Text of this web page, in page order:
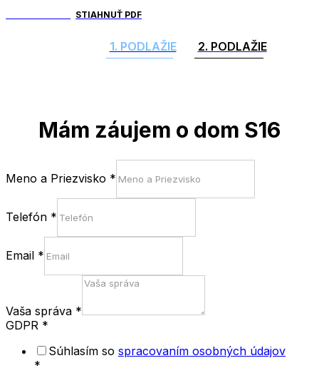
STIAHNUŤ PDF
1. PODLAŽIE 2. PODLAŽIE
Mám záujem o dom S16
Meno a Priezvisko *
Telefón *
Email *
Vaša správa *
GDPR *
Súhlasím so spracovaním osobných údajov
*